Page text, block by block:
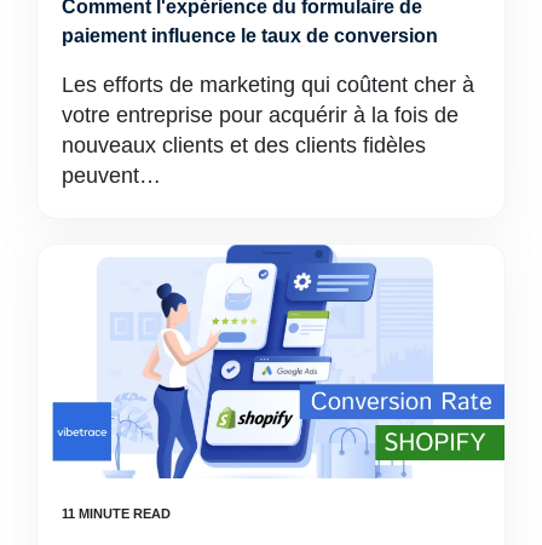
Comment l'expérience du formulaire de
paiement influence le taux de conversion
Les efforts de marketing qui coûtent cher à
votre entreprise pour acquérir à la fois de
nouveaux clients et des clients fidèles
peuvent…